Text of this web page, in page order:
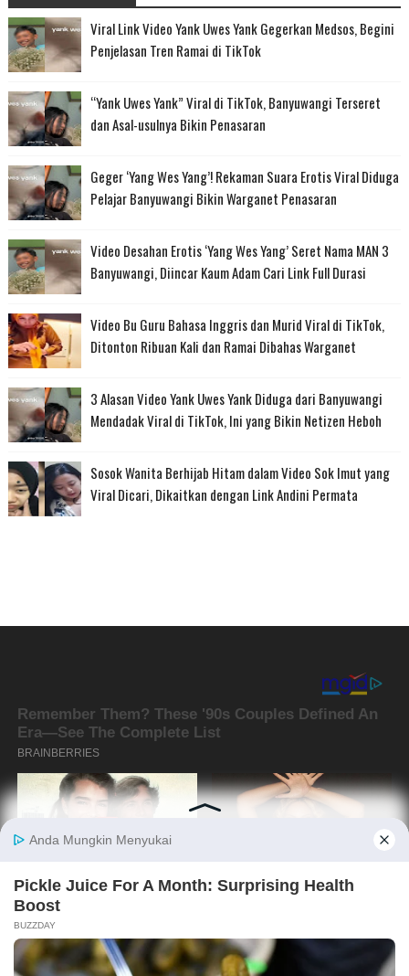
Viral Link Video Yank Uwes Yank Gegerkan Medsos, Begini
Penjelasan Tren Ramai di TikTok
“Yank Uwes Yank” Viral di TikTok, Banyuwangi Terseret
dan Asal-usulnya Bikin Penasaran
Geger ‘Yang Wes Yang’! Rekaman Suara Erotis Viral Diduga
Pelajar Banyuwangi Bikin Warganet Penasaran
Video Desahan Erotis ‘Yang Wes Yang’ Seret Nama MAN 3
Banyuwangi, Diincar Kaum Adam Cari Link Full Durasi
Video Bu Guru Bahasa Inggris dan Murid Viral di TikTok,
Ditonton Ribuan Kali dan Ramai Dibahas Warganet
3 Alasan Video Yank Uwes Yank Diduga dari Banyuwangi
Mendadak Viral di TikTok, Ini yang Bikin Netizen Heboh
Sosok Wanita Berhijab Hitam dalam Video Sok Imut yang
Viral Dicari, Dikaitkan dengan Link Andini Permata